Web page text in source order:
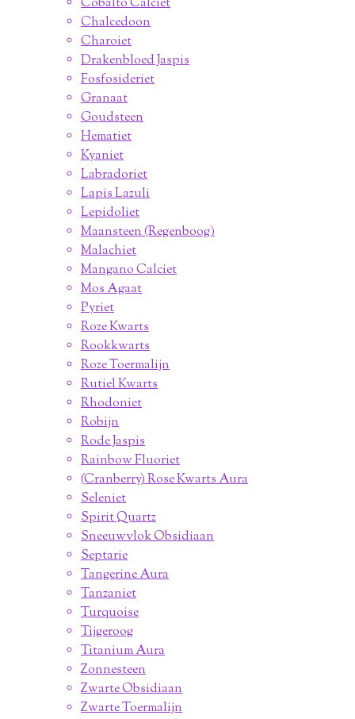
Chalcedoon
Charoiet
Drakenbloed Jaspis
Fosfosideriet
Granaat
Goudsteen
Hematiet
Kyaniet
Labradoriet
Lapis Lazuli
Lepidoliet
Maansteen (Regenboog)
Malachiet
Mangano Calciet
Mos Agaat
Pyriet
Roze Kwarts
Rookkwarts
Roze Toermalijn
Rutiel Kwarts
Rhodoniet
Robijn
Rode Jaspis
Rainbow Fluoriet
(Cranberry) Rose Kwarts Aura
Seleniet
Spirit Quartz
Sneeuwvlok Obsidiaan
Septarie
Tangerine Aura
Tanzaniet
Turquoise
Tijgeroog
Titanium Aura
Zonnesteen
Zwarte Obsidiaan
Zwarte Toermalijn